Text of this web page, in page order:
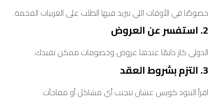
خصوصًا في الأوقات اللي بيزيد فيها الطلب على العربيات الفخمة.
2. استفسر عن العروض
الدولي كار دايمًا عندها عروض وخصومات ممكن تفيدك.
3. التزم بشروط العقد
اقرأ البنود كويس عشان تتجنب أي مشاكل أو مفاجآت.